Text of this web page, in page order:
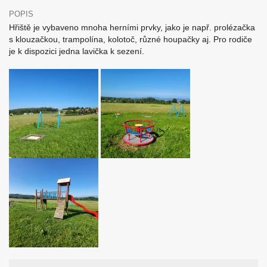
POPIS
Hřiště je vybaveno mnoha herními prvky, jako je např. prolézačka
s klouzačkou, trampolína, kolotoč, různé houpačky aj. Pro rodiče
je k dispozici jedna lavička k sezení.